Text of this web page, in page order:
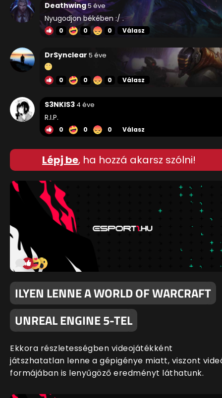
Deathwing5 éve
Nyugodjon békében :/ .
0 0 0 Válasz
DrSynclear 5 éve
0 0 0 Válasz
S3NKIS3 4 éve
R.I.P.
0 0 0 Válasz
Lépj be, ha hozzá akarsz szólni!
ILYEN LENNE A WORLD OF WARCRAFT
UNREAL ENGINE 5-TEL
Ekkora részletességben videojátékként
játszhatatlan lenne a gépigénye miatt, viszont
formájában is lenyűgöző eredményt láthatunk.